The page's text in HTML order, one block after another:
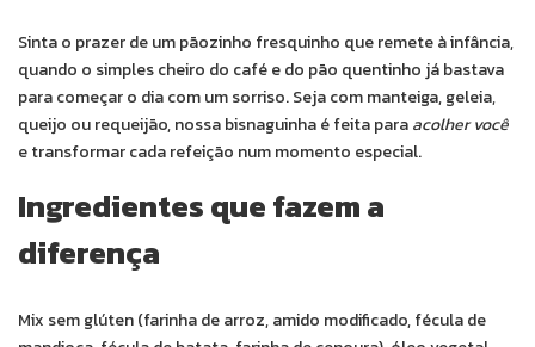
Sinta o prazer de um pãozinho fresquinho que remete à infância,
quando o simples cheiro do café e do pão quentinho já bastava
para começar o dia com um sorriso. Seja com manteiga, geleia,
queijo ou requeijão, nossa bisnaguinha é feita paraacolher você
e transformar cada refeição num momento especial.
Ingredientes que fazem a
diferença
Mix sem glúten (farinha de arroz, amido modificado, fécula de